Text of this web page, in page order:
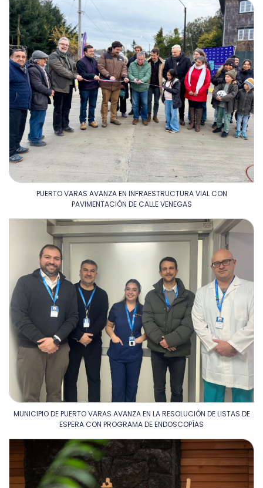
PUERTO VARAS AVANZA EN INFRAESTRUCTURA VIAL CON
PAVIMENTACIÓN DE CALLE VENEGAS
MUNICIPIO DE PUERTO VARAS AVANZA EN LA RESOLUCIÓN DE LISTAS DE
ESPERA CON PROGRAMA DE ENDOSCOPÍAS